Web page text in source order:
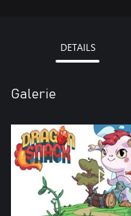
DETAILS
Galerie